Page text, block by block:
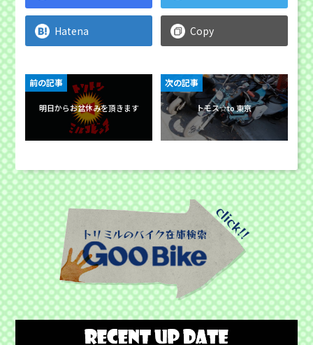
Hatena Copy
明日からお盆休みを頂きます
前の記事
トモス☆to 東京
次の記事